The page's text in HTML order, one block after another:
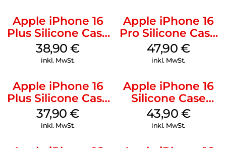
Apple iPhone 16
Plus Silicone Case
MagSafe Denim
38,90€
inkl. MwSt.
Apple iPhone 16
Pro Silicone Case
MagSafe Denim
47,90 €
inkl. MwSt.
Apple iPhone 16
Plus Silicone Case
MagSafe Lake
Green
37,90€
inkl. MwSt.
Apple iPhone 16
Silicone Case
MagSafe Plum
43,90 €
inkl. MwSt.